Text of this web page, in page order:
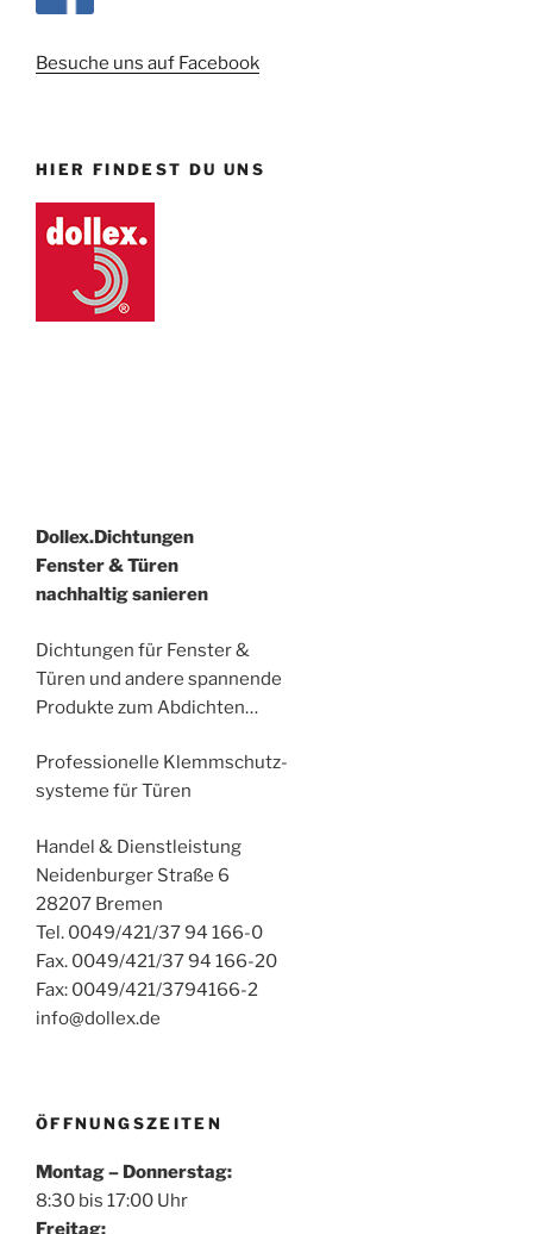
Besuche uns auf Facebook
HIER FINDEST DU UNS
Dollex.Dichtungen
Fenster & Türen
nachhaltig sanieren
Dichtungen für Fenster &
Türen und andere spannende
Produkte zum Abdichten…
Professionelle Klemmschutz-
systeme für Türen
Handel & Dienstleistung
Neidenburger Straße 6
28207 Bremen
Tel. 0049/421/37 94 166-0
Fax. 0049/421/37 94 166-20
Fax: 0049/421/3794166-2
info@dollex.de
ÖFFNUNGSZEITEN
Montag – Donnerstag:
8:30 bis 17:00 Uhr
Freitag: